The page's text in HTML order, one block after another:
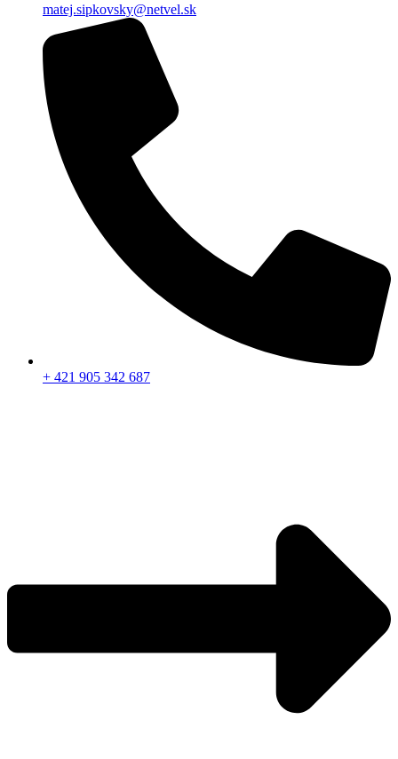
matej.sipkovsky@netvel.sk
+ 421 905 342 687